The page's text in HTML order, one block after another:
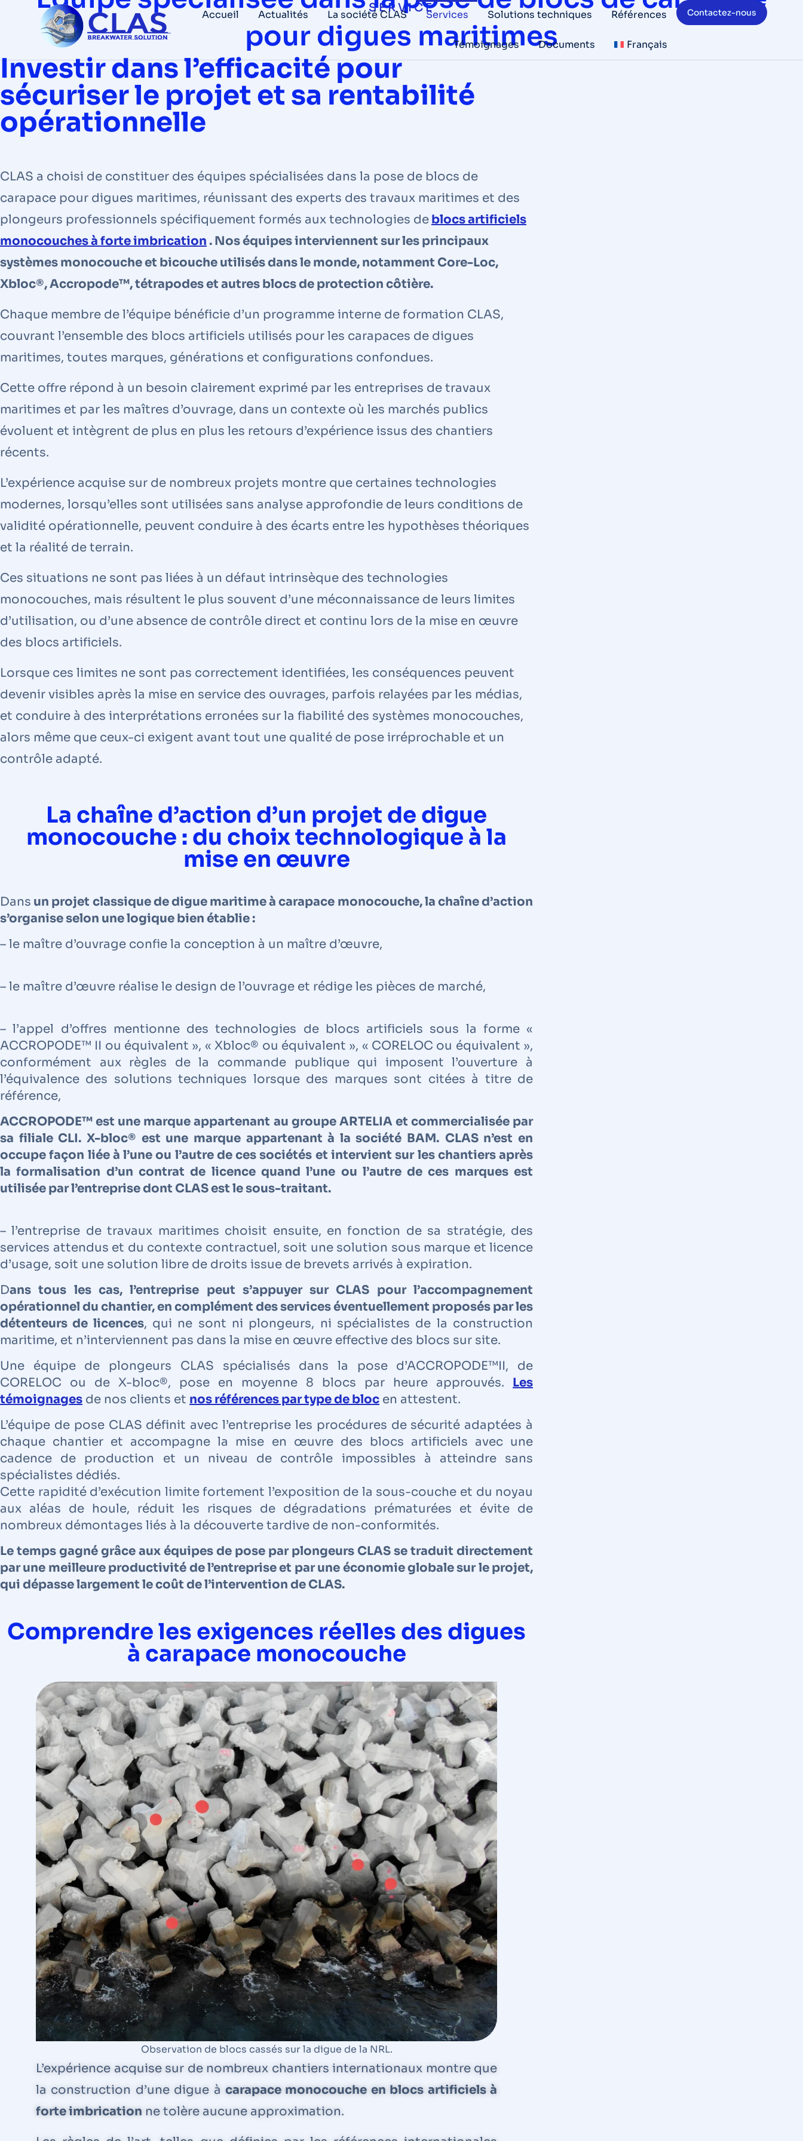
Accueil Actualités La société CLAS Services Solutions techniques Références
Témoignages Documents Français
Contactez-nous
SERVICE
pour digues maritimes
Investir dans l’efficacité pour
sécuriser le projet et sa rentabilité
opérationnelle
CLAS a choisi de constituer des équipes spécialisées dans la pose de blocs de
carapace pour digues maritimes, réunissant des experts des travaux maritimes et des
plongeurs professionnels spécifiquement formés aux technologies de blocs artificiels
monocouches à forte imbrication . Nos équipes interviennent sur les principaux
systèmes monocouche et bicouche utilisés dans le monde, notamment Core-Loc,
Xbloc®, Accropode™, tétrapodes et autres blocs de protection côtière.
Chaque membre de l’équipe bénéficie d’un programme interne de formation CLAS,
couvrant l’ensemble des blocs artificiels utilisés pour les carapaces de digues
maritimes, toutes marques, générations et configurations confondues.
Cette offre répond à un besoin clairement exprimé par les entreprises de travaux
maritimes et par les maîtres d’ouvrage, dans un contexte où les marchés publics
évoluent et intègrent de plus en plus les retours d’expérience issus des chantiers
récents.
L’expérience acquise sur de nombreux projets montre que certaines technologies
modernes, lorsqu’elles sont utilisées sans analyse approfondie de leurs conditions de
validité opérationnelle, peuvent conduire à des écarts entre les hypothèses théoriques
et la réalité de terrain.
Ces situations ne sont pas liées à un défaut intrinsèque des technologies
monocouches, mais résultent le plus souvent d’une méconnaissance de leurs limites
d’utilisation, ou d’une absence de contrôle direct et continu lors de la mise en œuvre
des blocs artificiels.
Lorsque ces limites ne sont pas correctement identifiées, les conséquences peuvent
devenir visibles après la mise en service des ouvrages, parfois relayées par les médias,
et conduire à des interprétations erronées sur la fiabilité des systèmes monocouches,
alors même que ceux-ci exigent avant tout une qualité de pose irréprochable et un
contrôle adapté.
La chaîne d’action d’un projet de digue
monocouche : du choix technologique à la
mise en œuvre
Dans un projet classique de digue maritime à carapace monocouche, la chaîne d’action
s’organise selon une logique bien établie :
– le maître d’ouvrage confie la conception à un maître d’œuvre,
– le maître d’œuvre réalise le design de l’ouvrage et rédige les pièces de marché,
– l’appel d’offres mentionne des technologies de blocs artificiels sous la forme «
ACCROPODE™ II ou équivalent », « Xbloc® ou équivalent », « CORELOC ou équivalent »,
conformément aux règles de la commande publique qui imposent l’ouverture à
l’équivalence des solutions techniques lorsque des marques sont citées à titre de
référence,
ACCROPODE™ est une marque appartenant au groupe ARTELIA et commercialisée par
sa filiale CLI. X-bloc® est une marque appartenant à la société BAM. CLAS n’est en
occupe façon liée à l’une ou l’autre de ces sociétés et intervient sur les chantiers après
la formalisation d’un contrat de licence quand l’une ou l’autre de ces marques est
utilisée par l’entreprise dont CLAS est le sous-traitant.
– l’entreprise de travaux maritimes choisit ensuite, en fonction de sa stratégie, des
services attendus et du contexte contractuel, soit une solution sous marque et licence
d’usage, soit une solution libre de droits issue de brevets arrivés à expiration.
Dans tous les cas, l’entreprise peut s’appuyer sur CLAS pour l’accompagnement
opérationnel du chantier, en complément des services éventuellement proposés par les
détenteurs de licences, qui ne sont ni plongeurs, ni spécialistes de la construction
maritime, et n’interviennent pas dans la mise en œuvre effective des blocs sur site.
Une équipe de plongeurs CLAS spécialisés dans la pose d’ACCROPODE™II, de
CORELOC ou de X-bloc®, pose en moyenne 8 blocs par heure approuvés. Les
témoignages de nos clients et nos références par type de bloc en attestent.
L’équipe de pose CLAS définit avec l’entreprise les procédures de sécurité adaptées à
chaque chantier et accompagne la mise en œuvre des blocs artificiels avec une
cadence de production et un niveau de contrôle impossibles à atteindre sans
spécialistes dédiés.
Cette rapidité d’exécution limite fortement l’exposition de la sous-couche et du noyau
aux aléas de houle, réduit les risques de dégradations prématurées et évite de
nombreux démontages liés à la découverte tardive de non-conformités.
Le temps gagné grâce aux équipes de pose par plongeurs CLAS se traduit directement
par une meilleure productivité de l’entreprise et par une économie globale sur le projet,
qui dépasse largement le coût de l’intervention de CLAS.
Comprendre les exigences réelles des digues
à carapace monocouche
Observation de blocs cassés sur la digue de la NRL.
L’expérience acquise sur de nombreux chantiers internationaux montre que
la construction d’une digue àcarapace monocouche en blocs artificiels à
forte imbrication ne tolère aucune approximation.